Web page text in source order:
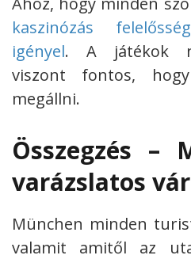
kaszinózás
igényel. A játékok
viszont fontos,
megállni.
Összegzés –
varázslatos
München minden
valamit amitől az